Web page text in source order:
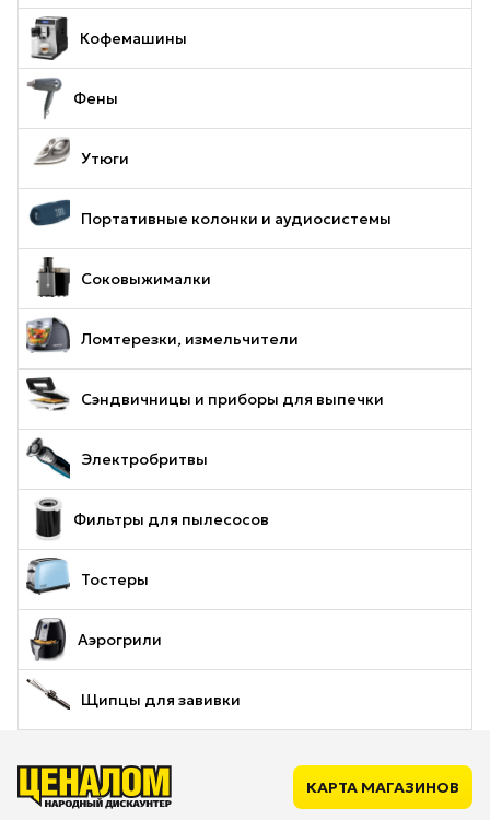
Кофемашины
Фены
Утюги
Портативные колонки и аудиосистемы
Соковыжималки
Ломтерезки, измельчители
Сэндвичницы и приборы для выпечки
Электробритвы
Фильтры для пылесосов
Тостеры
Аэрогрили
Щипцы для завивки
КАРТА МАГАЗИНОВ